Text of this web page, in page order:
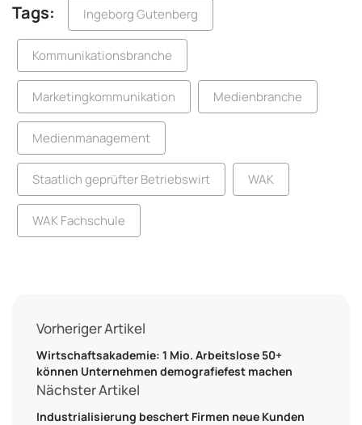
Tags: Ingeborg Gutenberg
Kommunikationsbranche
Marketingkommunikation Medienbranche
Medienmanagement
Staatlich geprüfter Betriebswirt WAK
WAK Fachschule
Vorheriger Artikel
Wirtschaftsakademie: 1 Mio. Arbeitslose 50+
können Unternehmen demografiefest machen
Nächster Artikel
Industrialisierung beschert Firmen neue Kunden